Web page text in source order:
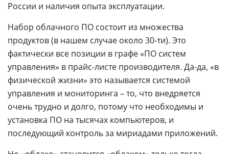
России и наличия опыта эксплуатации.
Набор облачного ПО состоит из множества
продуктов (в нашем случае около 30-ти). Это
фактически все позиции в графе «ПО систем
управления» в прайс-листе производителя. Да-да, «в
физической жизни» это называется системой
управления и мониторинга – то, что внедряется
очень трудно и долго, потому что необходимы и
установка ПО на тысячах компьютеров, и
последующий контроль за мириадами приложений.